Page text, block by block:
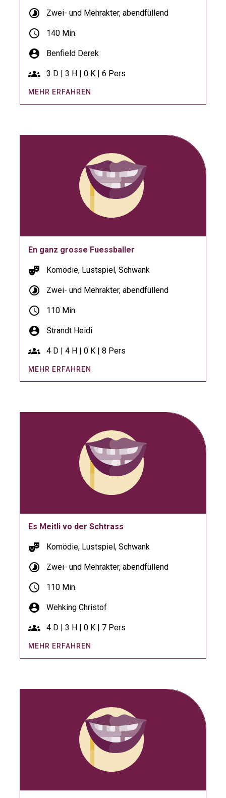
timelapse Zwei- und Mehrakter, abendfüllend
schedule 140 Min.
account_circle Benfield Derek
groups 3 D | 3 H | 0 K | 6 Pers
MEHR ERFAHREN
En ganz grosse Fuessballer
theater_comedy Komödie, Lustspiel, Schwank
timelapse Zwei- und Mehrakter, abendfüllend
schedule 110 Min.
account_circle Strandt Heidi
groups 4 D | 4 H | 0 K | 8 Pers
MEHR ERFAHREN
Es Meitli vo der Schtrass
theater_comedy Komödie, Lustspiel, Schwank
timelapse Zwei- und Mehrakter, abendfüllend
schedule 110 Min.
account_circle Wehking Christof
groups 4 D | 3 H | 0 K | 7 Pers
MEHR ERFAHREN